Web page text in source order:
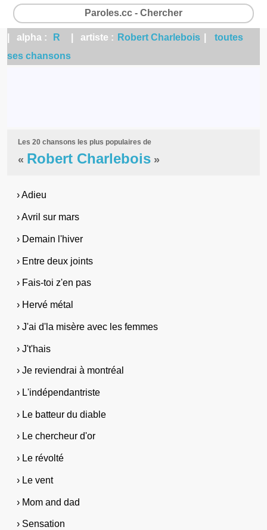
Paroles.cc - Chercher
| alpha : R | artiste : Robert Charlebois
toutes
ses chansons
Les 20 chansons les plus populaires de
« Robert Charlebois »
› Adieu
› Avril sur mars
› Demain l'hiver
› Entre deux joints
› Fais-toi z'en pas
› Hervé métal
› J'ai d'la misère avec les femmes
› J't'hais
› Je reviendrai à montréal
› L'indépendantriste
› Le batteur du diable
› Le chercheur d'or
› Le révolté
› Le vent
› Mom and dad
› Sensation